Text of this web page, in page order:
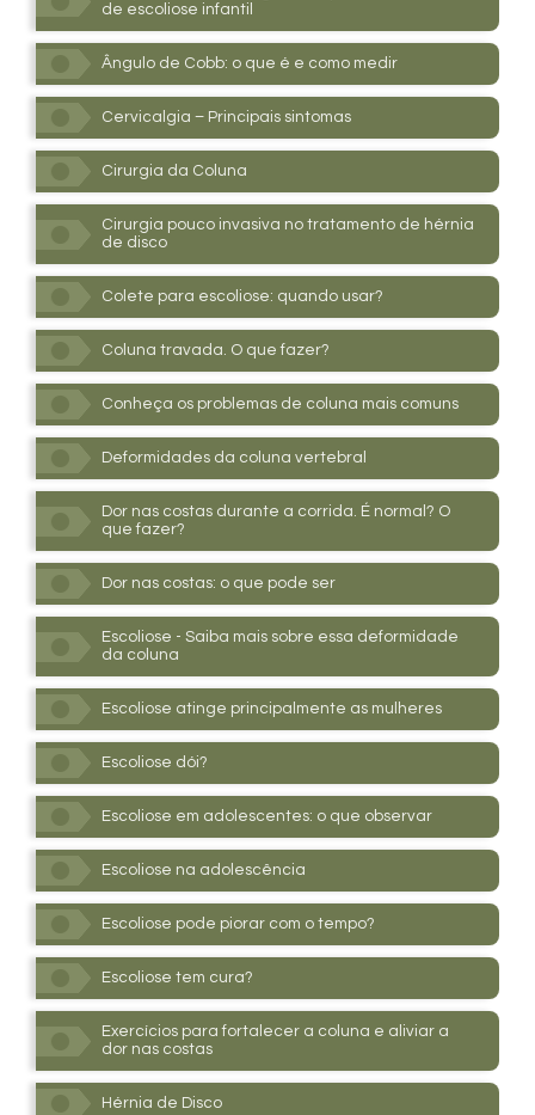
de escoliose infantil
Ângulo de Cobb: o que é e como medir
Cervicalgia – Principais sintomas
Cirurgia da Coluna
Cirurgia pouco invasiva no tratamento de hérnia
de disco
Colete para escoliose: quando usar?
Coluna travada. O que fazer?
Conheça os problemas de coluna mais comuns
Deformidades da coluna vertebral
Dor nas costas durante a corrida. É normal? O
que fazer?
Dor nas costas: o que pode ser
Escoliose - Saiba mais sobre essa deformidade
da coluna
Escoliose atinge principalmente as mulheres
Escoliose dói?
Escoliose em adolescentes: o que observar
Escoliose na adolescência
Escoliose pode piorar com o tempo?
Escoliose tem cura?
Exercícios para fortalecer a coluna e aliviar a
dor nas costas
Hérnia de Disco